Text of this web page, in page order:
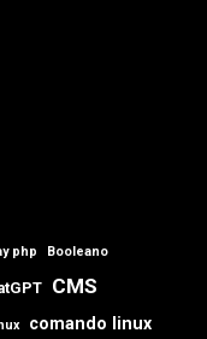
php Booleano
CMS
comando linux